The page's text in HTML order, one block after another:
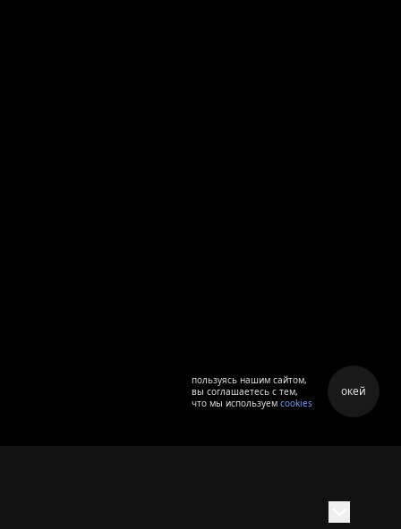
пользуясь нашим сайтом,
вы соглашаетесь с тем,
что мы используем cookies
окей